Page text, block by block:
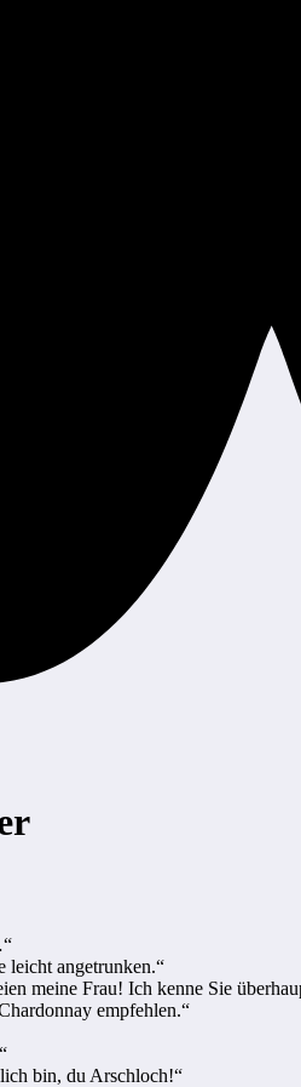
leicht angetrunken.“
meine Frau! Ich kenne Sie
empfehlen.“
bin, du Arschloch!“